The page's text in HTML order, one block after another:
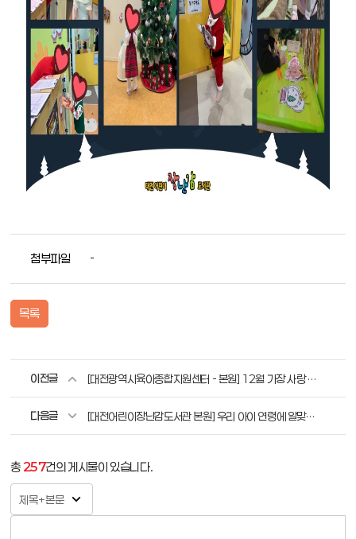
첨부파일 -
목록
이전글 [대전광역시육아종합지원센터 - 본원] 12월 가장 사랑 받은 장난감 BEST3
다음글 [대전어린이장난감도서관 본원] 우리 아이 연령에 알맞은 장난감은 무엇이 있을까요? (24개월 이상)
총257건의 게시물이 있습니다.